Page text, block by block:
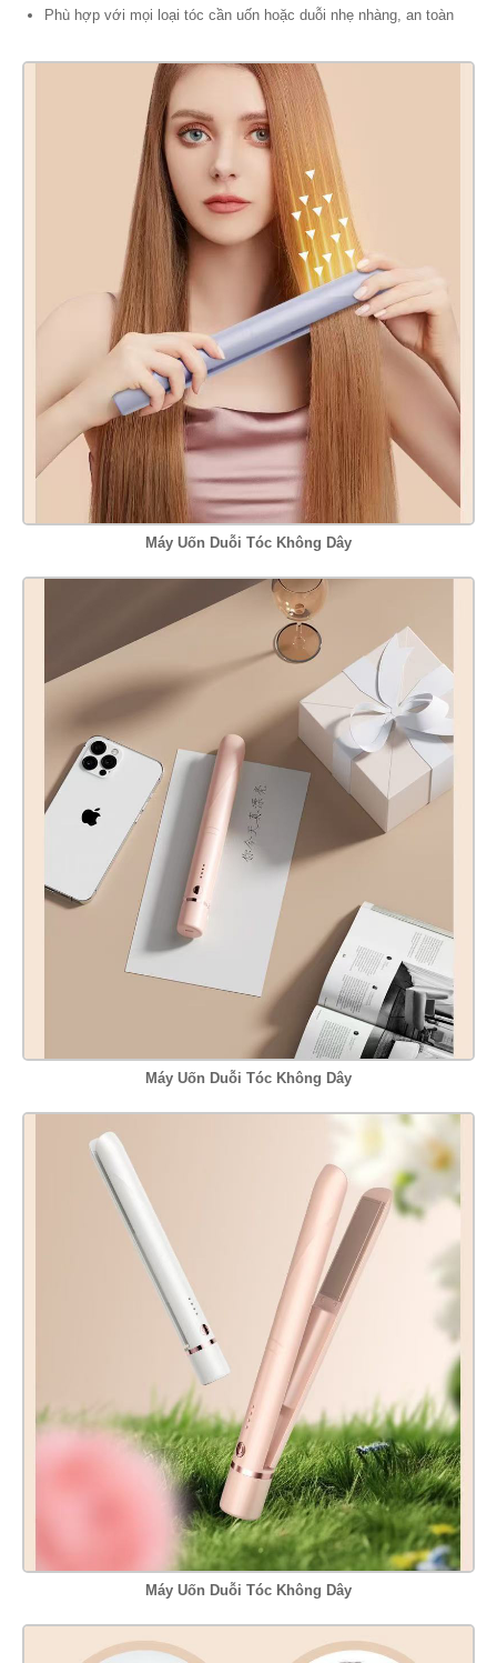
Phù hợp với mọi loại tóc cần uốn hoặc duỗi nhẹ nhàng, an toàn
Máy Uốn Duỗi Tóc Không Dây
Máy Uốn Duỗi Tóc Không Dây
Máy Uốn Duỗi Tóc Không Dây